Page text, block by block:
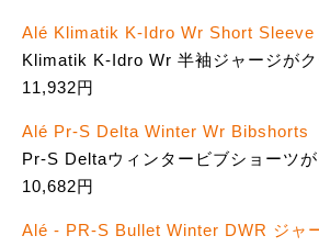
Alé Klimatik K-Idro Wr Short
Klimatik K-Idro Wr 半袖ジャージが
11,932円
Alé Pr-S Delta Winter Wr Bibshorts
Pr-S Deltaウィンタービブショーツ
10,682円
Alé - PR-S Bullet Winter DWR ジャ